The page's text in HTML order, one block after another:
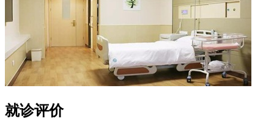
就诊评价